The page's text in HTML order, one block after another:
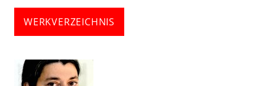
WERKVERZEICHNIS